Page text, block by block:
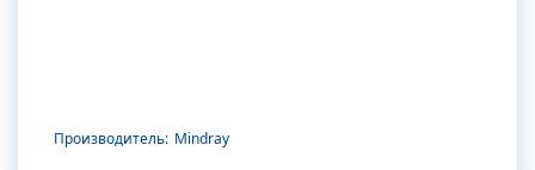
Производитель: Mindray